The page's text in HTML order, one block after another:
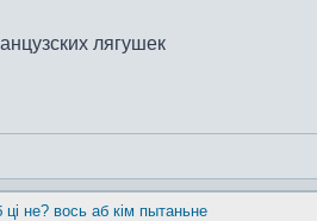
лягушек
ці не? вось аб кім пытаньне